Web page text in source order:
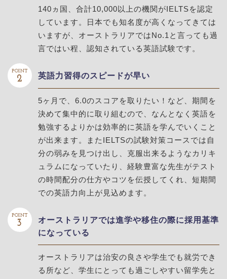
140ヵ国、合計10,000以上の機関がIELTSを認定
しています。日本でも知名度が高くなってきては
いますが、オーストラリアではNo.1と言っても過
言ではい程、認知されている英語試験です。
POINT
2 英語力習得のスピードが早い
5ヶ月で、6.0のスコアを取りたい！など、期間を
決めて集中的に取り組むので、なんとなく英語を
勉強するよりかは効率的に英語を学んでいくこと
が出来ます。またIELTSの試験対策コースでは自
分の弱みを見つけ出し、克服出来るようなカリキ
ュラムになっていたり、経験豊富な先生がテスト
の時間配分の仕方やコツを伝授してくれ、短期間
での英語力向上が見込めます。
POINT
3
オーストラリアでは進学や移住の際に採用基準
になっている
オーストラリアは治安の良さや学生でも就労でき
る所など、学生にとっても過ごしやすい留学先と